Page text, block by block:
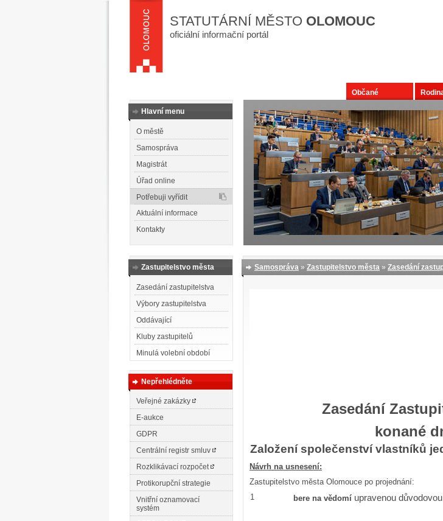
STATUTÁRNÍ MĚSTO OLOMOUC
oficiální informační portál
Hlavní menu
O městě
Samospráva
Magistrát
Úřad online
Potřebuji vyřídit
Aktuální informace
Kontakty
Občané
Zastupitelstvo města
Zasedání zastupitelstva
Výbory zastupitelstva
Oddávající
Kluby zastupitelů
Minulá volební období
Nepřehlédněte
Veřejné zakázky
E-aukce
GDPR
Centrální registr smluv
Rozklikávací rozpočet
Protikorupční strategie
Vnitřní oznamovací
systém
Samospráva » Zastupitelstvo města » Zasedání
Zasedání
konané
Založení společenství vlastníků
Návrh na usnesení:
Zastupitelstvo města Olomouce po projednání:
1
bere na vědomí upravenou